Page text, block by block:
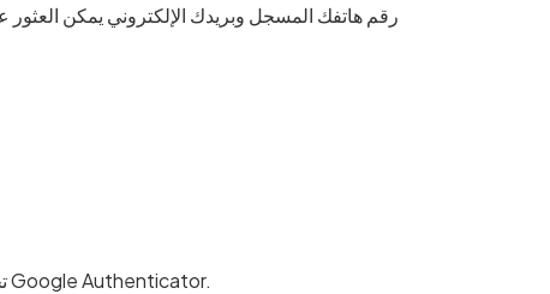
رقم هاتفك المسجل وبريدك الإلكتروني يمكن
•تحت تبويب المصادقة الثنائية، انقر على تمكين المصادقة الثنائية عبر تبويب Google Authenticator.